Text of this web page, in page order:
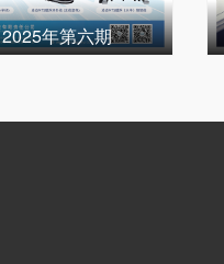
2025年第六期